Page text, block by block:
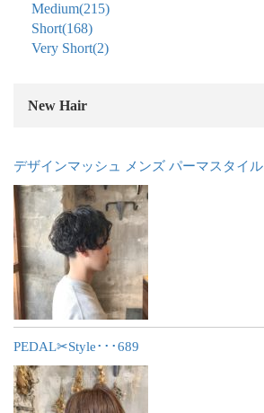
Medium(215)
Short(168)
Very Short(2)
New Hair
デザインマッシュ メンズ パーマスタイル
PEDAL✂︎Style･･･689